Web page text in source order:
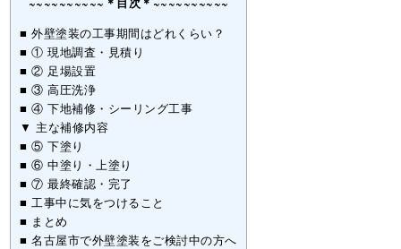
■ 外壁塗装の工事期間はどれくらい？
■ ① 現地調査・見積り
■ ② 足場設置
■ ③ 高圧洗浄
■ ④ 下地補修・シーリング工事
▼ 主な補修内容
■ ⑤ 下塗り
■ ⑥ 中塗り・上塗り
■ ⑦ 最終確認・完了
■ 工事中に気をつけること
■ まとめ
■ 名古屋市で外壁塗装をご検討中の方へ